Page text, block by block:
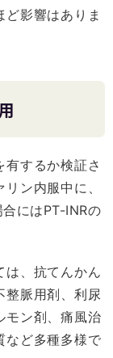
影響はありま
するか検証さ
ン内服中に、
にはPT-INRの
は、抗てんかん
整脈用剤、利尿
モン剤、痛風治
など多種多様で